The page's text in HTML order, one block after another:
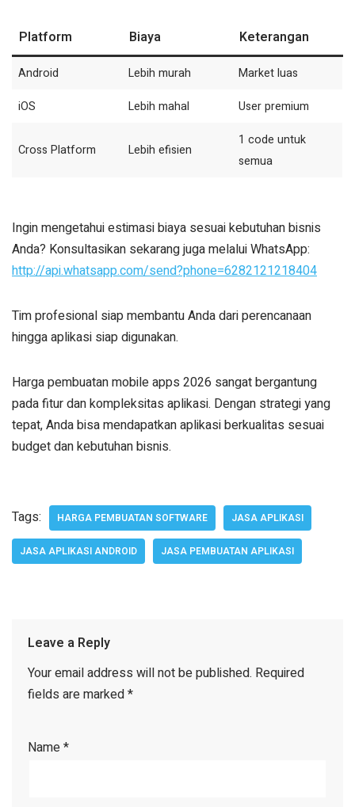
Platform Biaya Keterangan
Android Lebih murah
Market luas
iOS
Lebih mahal User premium
Cross Platform Lebih efisien
1 code untuk
semua
Ingin mengetahui estimasi biaya sesuai kebutuhan bisnis
Anda? Konsultasikan sekarang juga melalui WhatsApp:
http://api.whatsapp.com/send?phone=6282121218404
Tim profesional siap membantu Anda dari perencanaan
hingga aplikasi siap digunakan.
Harga pembuatan mobile apps 2026 sangat bergantung
pada fitur dan kompleksitas aplikasi. Dengan strategi yang
tepat, Anda bisa mendapatkan aplikasi berkualitas sesuai
budget dan kebutuhan bisnis.
Tags: HARGA PEMBUATAN SOFTWARE JASA APLIKASI
JASA APLIKASI ANDROID JASA PEMBUATAN APLIKASI
Leave a Reply
Your email address will not be published. Required
fields are marked*
Name*